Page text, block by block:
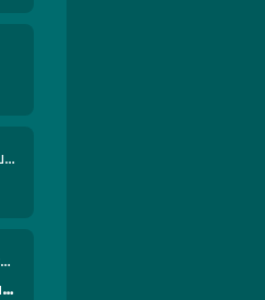
Я никогда тебя брошу никогда не кину
Қарашы әке қызың өсті бойжеттіп
Қыздархан Еркінқызы